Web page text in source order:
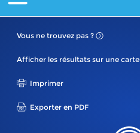
Vous ne trouvez pas ?
Afficher les résultats sur une carte
Imprimer
Exporter en PDF